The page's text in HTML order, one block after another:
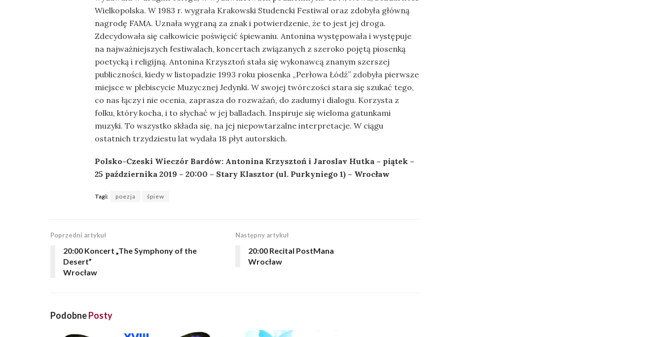
Wielkopolska. W 1983 r. wygrała Krakowski Studencki Festiwal oraz zdobyła główną
nagrodę FAMA. Uznała wygraną za znak i potwierdzenie, że to jest jej droga.
Zdecydowała się całkowicie poświęcić śpiewaniu. Antonina występowała i występuje
na najważniejszych festiwalach, koncertach związanych z szeroko pojętą piosenką
poetycką i religijną. Antonina Krzysztoń stała się wykonawcą znanym szerszej
publiczności, kiedy w listopadzie 1993 roku piosenka „Perłowa Łódź” zdobyła pierwsze
miejsce w plebiscycie Muzycznej Jedynki. W swojej twórczości stara się szukać tego,
co nas łączy i nie ocenia, zaprasza do rozważań, do zadumy i dialogu. Korzysta z
folku, który kocha, i to słychać w jej balladach. Inspiruje się wieloma gatunkami
muzyki. To wszystko składa się, na jej niepowtarzalne interpretacje. W ciągu
ostatnich trzydziestu lat wydała 18 płyt autorskich.
Polsko-Czeski Wieczór Bardów: Antonina Krzysztoń i Jaroslav Hutka – piątek –
25 października 2019 – 20:00 – Stary Klasztor (ul. Purkyniego 1) – Wrocław
Tagi: poezja śpiew
Poprzedni artykuł
20:00 Koncert „The Symphony of the
Desert”
Wrocław
Następny artykuł
20:00 Recital PostMana
Wrocław
PodobnePosty